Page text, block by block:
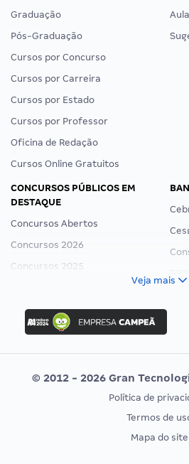
Graduação
Pós-Graduação
Cursos por Concurso
Cursos por Carreira
Cursos por Estado
Cursos por Professor
Oficina de Redação
Cursos Online Gratuitos
CONCURSOS PÚBLICOS EM
DESTAQUE
Concursos Abertos
Concursos 2026
Concursos 2025
Concurso Ibama
Concurso MPU
Editais publicados
CONCURSOS POR PROFISSÃO
Veja mais
© 2012 - 2026 Gran
Política de
Termos de
Mapa do site